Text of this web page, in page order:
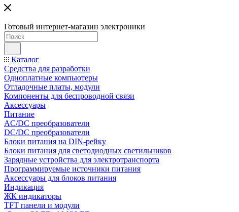
Готовый интернет-магазин электроники
Каталог
Средства для разработки
Одноплатные компьютеры
Отладочные платы, модули
Компоненты для беспроводной связи
Аксессуары
Питание
AC/DC преобразователи
DC/DC преобразователи
Блоки питания на DIN-рейку
Блоки питания для светодиодных светильников
Зарядные устройства для электротранспорта
Программируемые источники питания
Аксессуары для блоков питания
Индикация
ЖК индикаторы
TFT панели и модули